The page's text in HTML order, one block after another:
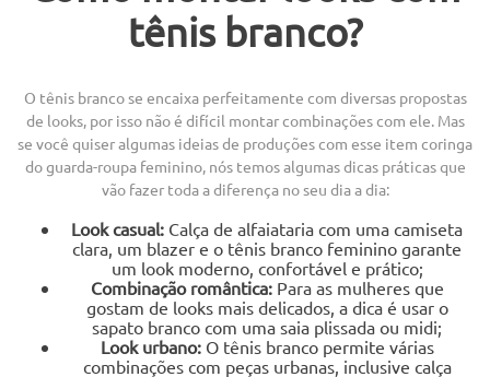
tênis branco?
O tênis branco se encaixa perfeitamente com diversas propostas
de looks, por isso não é difícil montar combinações com ele. Mas
se você quiser algumas ideias de produções com esse item coringa
do guarda-roupa feminino, nós temos algumas dicas práticas que
vão fazer toda a diferença no seu dia a dia:
Look casual: Calça de alfaiataria com uma camiseta
clara, um blazer e o tênis branco feminino garante
um look moderno, confortável e prático;
Combinação romântica:Para as mulheres que
gostam de looks mais delicados, a dica é usar o
sapato branco com uma saia plissada ou midi;
Look urbano:O tênis branco permite várias
combinações com peças urbanas, inclusive calça